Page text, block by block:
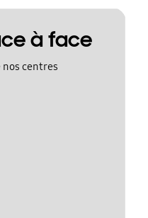
à face
nos centres